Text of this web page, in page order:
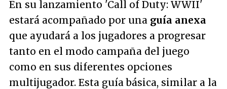
En su lanzamiento 'Call of Duty: WWII'
estará acompañado por una guía anexa
que ayudará a los jugadores a progresar
tanto en el modo campaña del juego
como en sus diferentes opciones
multijugador. Esta guía básica, similar a la